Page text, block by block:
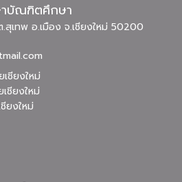
บัณฑิตศึกษา
เทพ อ.เมือง จ.เชียงใหม่ 50200
ชียงใหม่
ชียงใหม่
ยงใหม่